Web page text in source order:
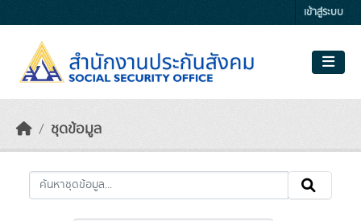
เข้าสู่ระบบ
ชุดข้อมูล